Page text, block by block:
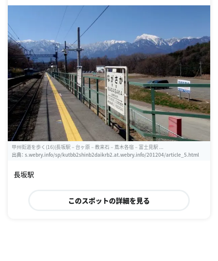
甲州街道を歩く(16)(長坂駅－台ヶ原－教来石－蔦木各宿－富士見駅 ...
出典： s.webry.info/sp/kutbb2shinb2daikrb2.at.webry.info/201204/article_5.html
長坂駅
このスポットの詳細を見る